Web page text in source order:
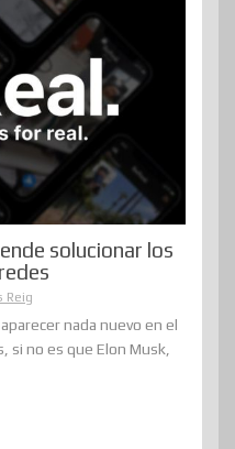
solucionar los
Reig
nada nuevo en el
si no es que Elon Musk,